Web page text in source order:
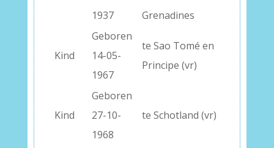
1937
Grenadines
Kind
Geboren
14-05-
1967
te Sao Tomé en
Principe (vr)
Kind
Geboren
27-10-
1968
te Schotland (vr)